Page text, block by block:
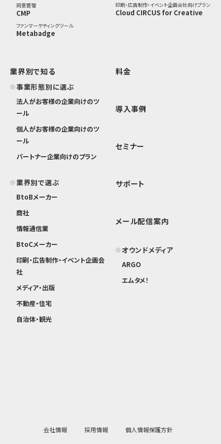
同意管理
CMP
ファンマーケティングツール
Metabadge
印刷・広告制作・イベント企画会社向けプラン
Cloud CIRCUS for Creative
業界別で知る
事業形態別に選ぶ
法人がお客様の企業向けのツ
ール
個人がお客様の企業向けのツ
ール
パートナー企業向けのプラン
業界別で選ぶ
BtoBメーカー
商社
情報通信業
BtoCメーカー
印刷・広告制作・イベント企画会
社
メディア・出版
不動産・住宅
自治体・観光
料金
導入事例
セミナー
サポート
メール配信案内
オウンドメディア
ARGO
エムタメ！
会社情報 採用情報 個人情報保護方針